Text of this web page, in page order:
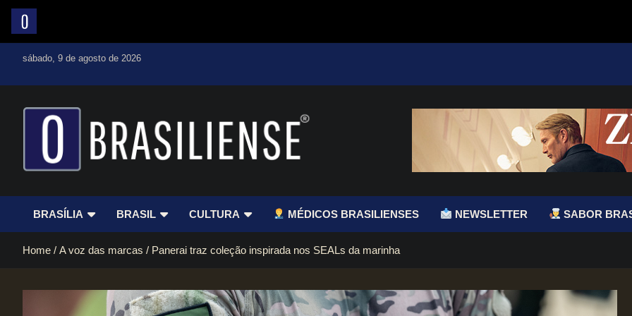
sábado, 9 de agosto de 2026
BRASÍLIA BRASIL CULTURA MÉDICOS BRASILIENSES NEWSLETTER SABOR
Home A voz das marcas Panerai traz coleção inspirada nos SEALs da marinha